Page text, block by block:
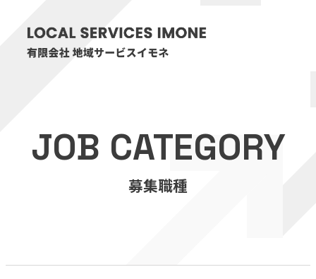
医療・介護事業
訪問看護リハビリステーション癒々
福祉用具プランナー癒々
JOB CATEGORY
募集職種